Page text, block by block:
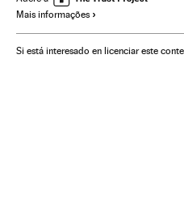
Partidos conservadores
Violência gênero Legislação
Mais informações
Si está interesado en licenciar este